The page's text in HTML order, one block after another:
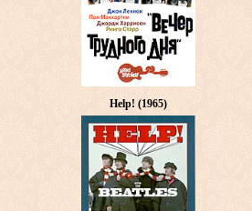
Help! (1965)